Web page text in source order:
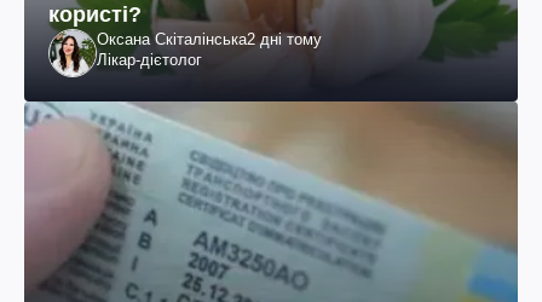
користі?
Оксана Скіталінська2 дні тому
Лікар-дієтолог